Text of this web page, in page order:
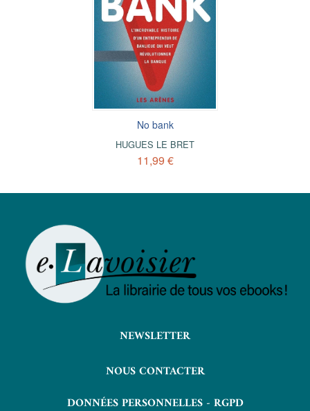
No bank
HUGUES LE BRET
11,99 €
NEWSLETTER
NOUS CONTACTER
DONNÉES PERSONNELLES - RGPD